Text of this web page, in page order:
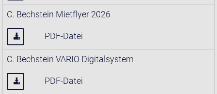
C. Bechstein Mietflyer 2026
PDF-Datei
C. Bechstein VARIO Digitalsystem
PDF-Datei